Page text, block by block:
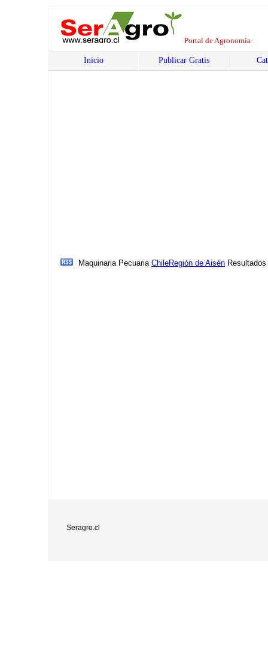
Portal de Agronomía
Inicio Publicar Gratis
Maquinaria Pecuaria ChileRegión de Aisén Resultados
Seragro.cl